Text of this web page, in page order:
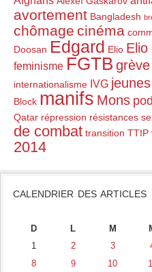
avortement Bangladesh
chômage cinéma
Doosan Edgard Elio Elio
feminisme FGTB grève
internationalisme IVG jeunes
Block manifs Mons
Qatar répression résistances
de combat transition TTIP
2014
CALENDRIER DES ARTICLES
D L M
1
2 3
8
9 10